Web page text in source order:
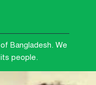
Bangladesh. We
people.